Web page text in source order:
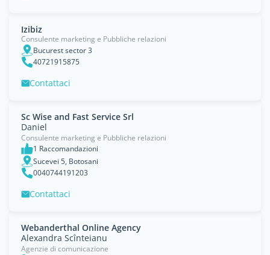
Izibiz
Consulente marketing e Pubbliche relazioni
Bucurest sector 3
40721915875
Contattaci
Sc Wise and Fast Service Srl
Daniel
Consulente marketing e Pubbliche relazioni
1 Raccomandazioni
Sucevei 5, Botosani
0040744191203
Contattaci
Webanderthal Online Agency
Alexandra Scînteianu
Agenzie di comunicazione